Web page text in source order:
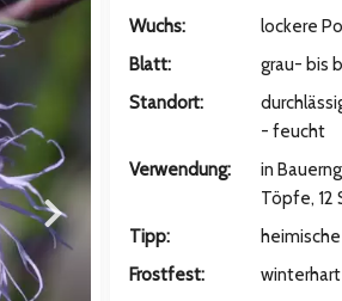
Zum nächsten Bild
Wuchs:
lockere
Blatt:
grau- bis
Standort:
- feucht
Verwendung:
in
Töpfe, 12
Tipp:
Frostfest:
winterhart